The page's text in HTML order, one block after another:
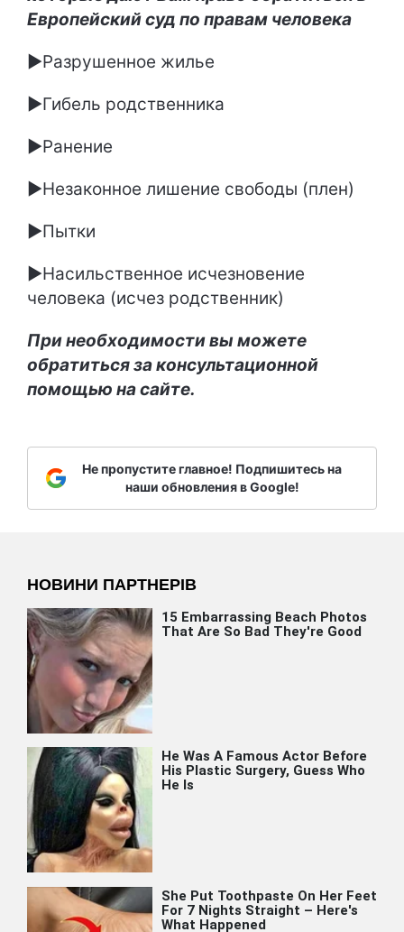
Европейский суд по правам человека
►Разрушенное жилье
►Гибель родственника
►Ранение
►Незаконное лишение свободы (плен)
►Пытки
►Насильственное исчезновение
человека (исчез родственник)
При необходимости вы можете
обратиться за консультационной
помощью на сайте.
Не пропустите главное! Подпишитесь на
наши обновления в Google!